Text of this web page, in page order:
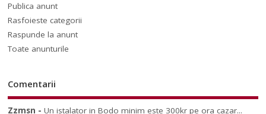
Publica anunt
Rasfoieste categorii
Raspunde la anunt
Toate anunturile
Comentarii
Zzmsn -Un istalator in Bodo minim este 300kr pe ora cazar...